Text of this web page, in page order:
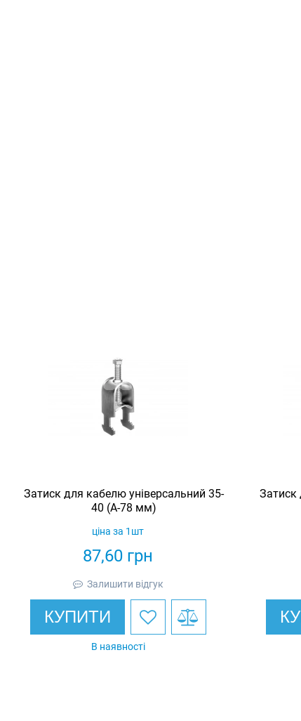
Затиск для кабелю універсальний 35-
40 (А-78 мм)
87,60 грн
ціна за 1шт
Залишити відгук
КУПИТИ
В наявності
Затиск